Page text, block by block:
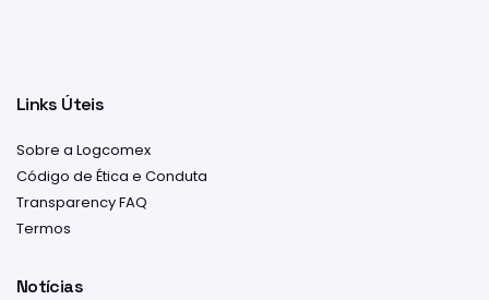
Links Úteis
Sobre a Logcomex
Código de Ética e Conduta
Transparency FAQ
Termos
Notícias